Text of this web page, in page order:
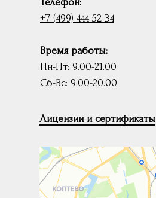
+7 (499) 444-52-34
Время работы:
Пн-Пт: 9.00-21.00
Сб-Вс: 9.00-20.00
Лицензии и сертификаты